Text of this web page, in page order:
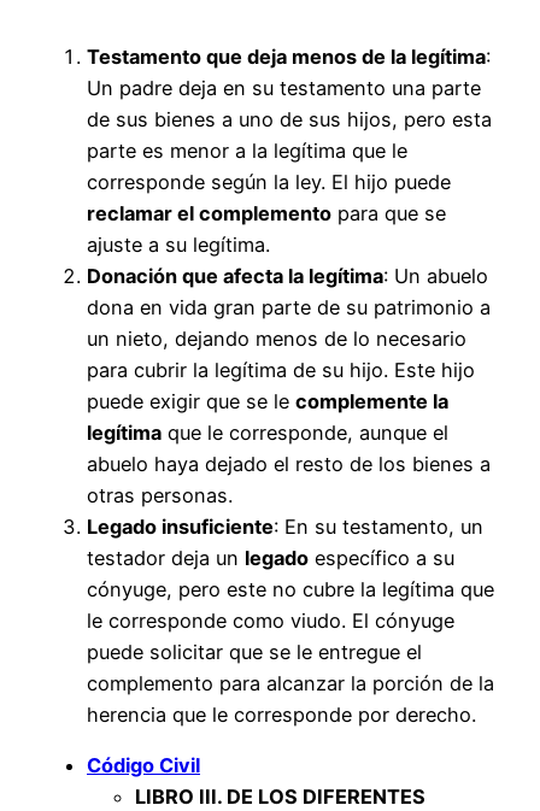
Testamento que deja menos de la legítima:
Un padre deja en su testamento una parte
de sus bienes a uno de sus hijos, pero esta
parte es menor a la legítima que le
corresponde según la ley. El hijo puede
reclamar el complemento para que se
ajuste a su legítima.
Donación que afecta la legítima: Un abuelo
dona en vida gran parte de su patrimonio a
un nieto, dejando menos de lo necesario
para cubrir la legítima de su hijo. Este hijo
puede exigir que se le complemente la
legítima que le corresponde, aunque el
abuelo haya dejado el resto de los bienes a
otras personas.
Legado insuficiente: En su testamento, un
testador deja un legado específico a su
cónyuge, pero este no cubre la legítima que
le corresponde como viudo. El cónyuge
puede solicitar que se le entregue el
complemento para alcanzar la porción de la
herencia que le corresponde por derecho.
Código Civil
LIBRO III. DE LOS DIFERENTES